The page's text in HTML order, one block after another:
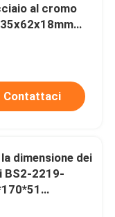
al cromo
Contattaci
dimensione dei
BS2-2219-
di